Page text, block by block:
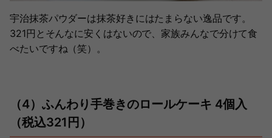
宇治抹茶パウダーは抹茶好きにはたまらない逸品です。
321円とそんなに安くはないので、家族みんなで分けて食
べたいですね（笑）。
（4）ふんわり手巻きのロールケーキ 4個入
（税込321円）